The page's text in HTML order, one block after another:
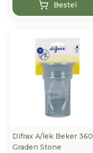
Bestel
Difrax A/lek Beker 360
Graden Stone